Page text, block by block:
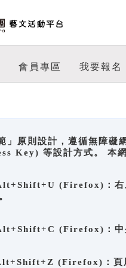
會員專區 我要報名
」原則設計，遵循無障
Key) 等設計方式。 本
(Firefox)：右上
(Firefox)：中央
(Firefox)：頁